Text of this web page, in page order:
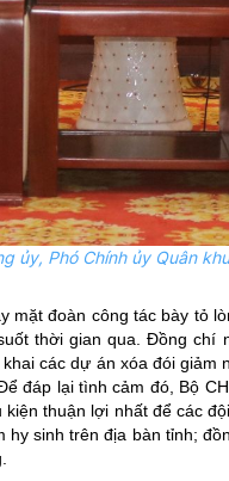
ủy, Phó Chính ủy Quân
mặt đoàn công tác bày tỏ
thời gian qua. Đồng chí
các dự án xóa đói giảm
đáp lại tình cảm đó, Bộ
thuận lợi nhất để các
sinh trên địa bàn tỉnh;